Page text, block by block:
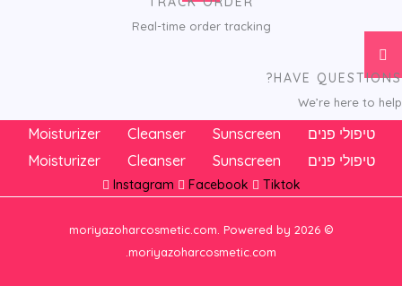
Real-time order tracking
HAVE QUESTIONS?
We’re here to help
טיפולי פנים Sunscreen
Cleanser
Moisturizer
טיפולי פנים
Sunscreen
Cleanser
Moisturizer
Instagram Facebook Tiktok
© 2026 moriyazoharcosmetic.com. Powered by
moriyazoharcosmetic.com.